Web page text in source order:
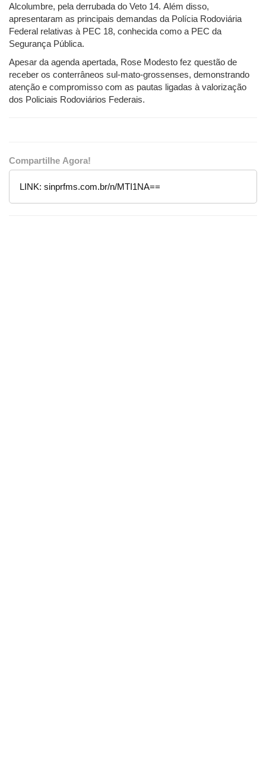
Alcolumbre, pela derrubada do Veto 14. Além disso,
apresentaram as principais demandas da Polícia Rodoviária
Federal relativas à PEC 18, conhecida como a PEC da
Segurança Pública.
Apesar da agenda apertada, Rose Modesto fez questão de
receber os conterrâneos sul-mato-grossenses, demonstrando
atenção e compromisso com as pautas ligadas à valorização
dos Policiais Rodoviários Federais.
Compartilhe Agora!
LINK: sinprfms.com.br/n/MTI1NA==